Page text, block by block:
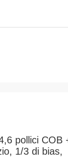
pollici
1/3 di bias,